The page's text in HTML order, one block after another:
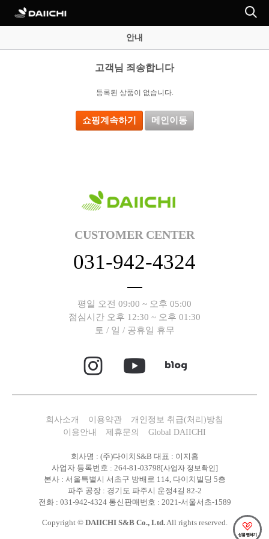
안내
고객님 죄송합니다
등록된 상품이 없습니다.
쇼핑계속하기 메인이동
CUSTOMER CENTER
031-942-4324
평일 오전 09:00 ~ 오후 05:00
점심시간 오후 12:30 ~ 오후 01:30
토 / 일 / 공휴일 휴무
회사소개 이용약관
개인정보 취급(처리)방침
이용안내
제휴문의 Global DAIICHI
회사명 : (주)다이치S&B 대표 : 이지홍
사업자 등록번호 : 264-81-03798[사업자 정보확인]
본사 : 서울특별시 서초구 방배로 114, 다이치빌딩 5층
파주 공장 : 경기도 파주시 운정4길 82-2
전화 : 031-942-4324 통신판매번호 : 2021-서울서초-1589
Copyright © DAIICHI S&B Co., Ltd.All rights reserved.